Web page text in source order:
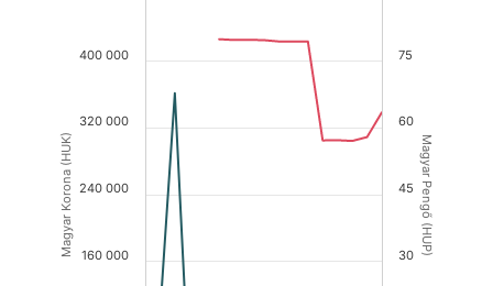
Magyar Korona (HUK) Magyar Pengő (HUP)
160 000
240 000
320 000
400 000
30
45
60
75